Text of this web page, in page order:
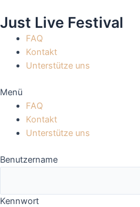
Inhalt
springen
Just Live Festival
FAQ
Kontakt
Unterstütze uns
Menü
FAQ
Kontakt
Unterstütze uns
Benutzername
Kennwort